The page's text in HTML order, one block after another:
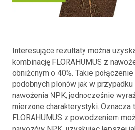
Interesujące rezultaty można
kombinację FLORAHUMUS z
obniżonym o 40%. Takie
podobnych plonów jak w
nawożenia NPK, jednocześnie
mierzone charakterystyki. Oznacza
FLORAHUMUS z powodzeniem